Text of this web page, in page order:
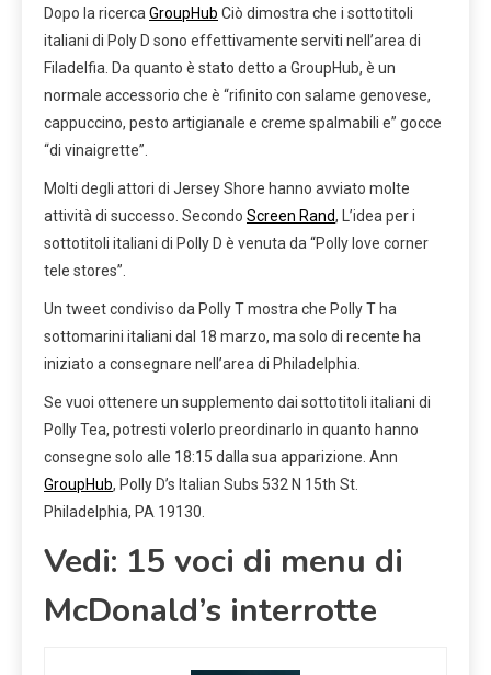
Dopo la ricerca GroupHub Ciò dimostra che i sottotitoli
italiani di Poly D sono effettivamente serviti nell’area di
Filadelfia. Da quanto è stato detto a GroupHub, è un
normale accessorio che è “rifinito con salame genovese,
cappuccino, pesto artigianale e creme spalmabili e” gocce
“di vinaigrette”.
Molti degli attori di Jersey Shore hanno avviato molte
attività di successo. Secondo Screen Rand, L’idea per i
sottotitoli italiani di Polly D è venuta da “Polly love corner
tele stores”.
Un tweet condiviso da Polly T mostra che Polly T ha
sottomarini italiani dal 18 marzo, ma solo di recente ha
iniziato a consegnare nell’area di Philadelphia.
Se vuoi ottenere un supplemento dai sottotitoli italiani di
Polly Tea, potresti volerlo preordinarlo in quanto hanno
consegne solo alle 18:15 dalla sua apparizione. Ann
GroupHub, Polly D’s Italian Subs 532 N 15th St.
Philadelphia, PA 19130.
Vedi: 15 voci di menu di
McDonald’s interrotte